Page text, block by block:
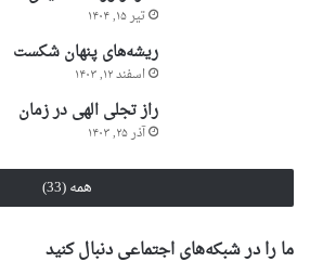
تیر ۱۵, ۱۴۰۴
ریشه‌های پنهان شکست
اسفند ۱۲, ۱۴۰۳
راز تجلی الهی در زمان
آذر ۲۵, ۱۴۰۳
همه (33)
ما را در شبکه‌های اجتماعی دنبال کنید